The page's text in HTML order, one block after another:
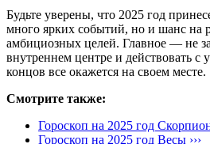
Будьте уверены, что 2025 год
много ярких событий, но и шанс на
амбициозных целей. Главное — не
внутреннем центре и действовать с
концов все окажется на своем месте.
Смотрите также:
Гороскоп на 2025 год Скорпион
Гороскоп на 2025 год Весы ›››